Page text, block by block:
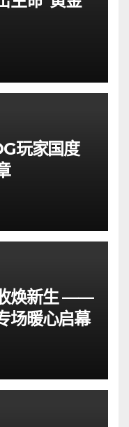
玩家国度
焕新生 ——
场暖心启幕